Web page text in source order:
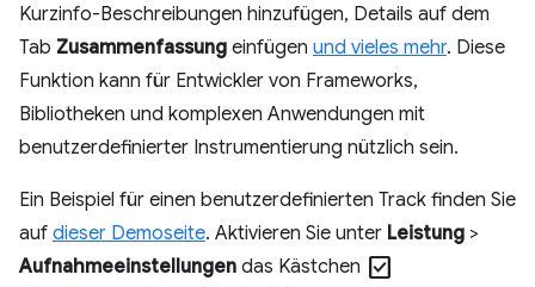
Kurzinfo-Beschreibungen hinzufügen, Details auf dem
Tab Zusammenfassung einfügen und vieles mehr. Diese
Funktion kann für Entwickler von Frameworks,
Bibliotheken und komplexen Anwendungen mit
benutzerdefinierter Instrumentierung nützlich sein.
Ein Beispiel für einen benutzerdefinierten Track finden Sie
auf dieser Demoseite. Aktivieren Sie unter Leistung >
Aufnahmeeinstellungen das Kästchen check_box